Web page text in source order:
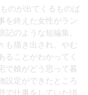
のが出てくるものば
を終えた女性がラン
記のような短編集。
も描き出され、やむ
ることがわかってく
で娘がどう思って暮
設定ができたところ
で仕事をしていた頃